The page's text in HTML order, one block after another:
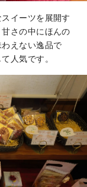
イーツを展開す
さの中にほんの
えない逸品で
人気です。